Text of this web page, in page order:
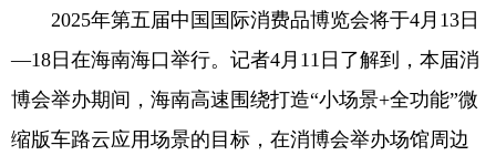
2025年第五届中国国际消费品博览会将于4月13日
—18日在海南海口举行。记者4月11日了解到，本届消
博会举办期间，海南高速围绕打造“小场景+全功能”微
缩版车路云应用场景的目标，在消博会举办场馆周边